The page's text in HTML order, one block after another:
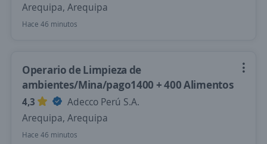
Arequipa, Arequipa
Hace 46 minutos
Operario de Limpieza de
ambientes/Mina/pago1400 + 400 Alimentos
4,3
Adecco Perú S.A.
Arequipa, Arequipa
Hace 46 minutos